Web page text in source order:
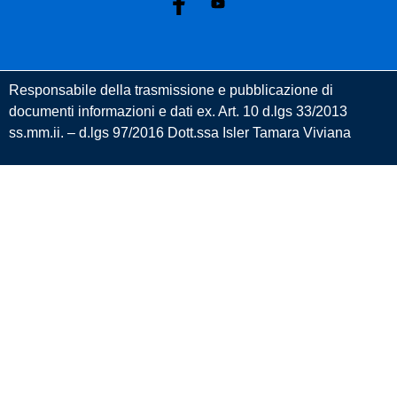
Responsabile della trasmissione e pubblicazione di
documenti informazioni e dati ex. Art. 10 d.lgs 33/2013
ss.mm.ii. – d.lgs 97/2016 Dott.ssa Isler Tamara Viviana